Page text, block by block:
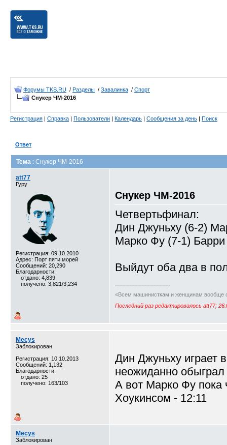
Форумы TKS.RU / Разделы / Завалинка / Спорт
Снукер ЧМ-2016
Регистрация | Справка | Пользователи | Календарь | Сообщения за день | Поиск
Ответ
Тема : Снукер ЧМ-2016
att77
Гуру
Регистрация: 09.10.2010
Адрес: Порт пяти морей
Сообщений: 20,290
Благодарности:
отдано: 4,839
получено: 3,821/3,234
Снукер ЧМ-2016
Четвертьфинал:
Дин Джуньху (6-2)
Марко Фу (7-1) Барри
Выйдут оба два в
«Всем машинисткам и женщинам вообще
Последний раз редактировалось att77;
Mecys
Заблокирован
Регистрация: 10.10.2013
Сообщений: 1,132
Благодарности:
отдано: 25
получено: 163/103
Дин Джуньху играет
неожиданно обыграл
А вот Марко Фу пока
Хоукинсом - 12:11
Mecys
Заблокирован